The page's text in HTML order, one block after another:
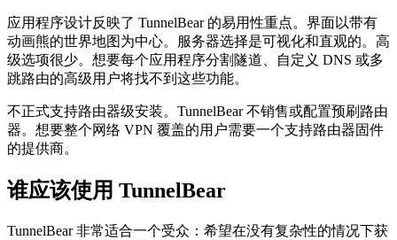
应用程序设计反映了 TunnelBear 的易用性重点。界面以带有
动画熊的世界地图为中心。服务器选择是可视化和直观的。高
级选项很少。想要每个应用程序分割隧道、自定义 DNS 或多
跳路由的高级用户将找不到这些功能。
不正式支持路由器级安装。TunnelBear 不销售或配置预刷路由
器。想要整个网络 VPN 覆盖的用户需要一个支持路由器固件
的提供商。
谁应该使用 TunnelBear
TunnelBear 非常适合一个受众：希望在没有复杂性的情况下获